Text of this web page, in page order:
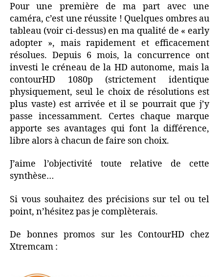
Pour une première de ma part avec une
caméra, c’est une réussite ! Quelques ombres au
tableau (voir ci-dessus) en ma qualité de « early
adopter », mais rapidement et efficacement
résolues. Depuis 6 mois, la concurrence ont
investi le créneau de la HD autonome, mais la
contourHD 1080p (strictement identique
physiquement, seul le choix de résolutions est
plus vaste) est arrivée et il se pourrait que j’y
passe incessamment. Certes chaque marque
apporte ses avantages qui font la différence,
libre alors à chacun de faire son choix.
J’aime l’objectivité toute relative de cette
synthèse…
Si vous souhaitez des précisions sur tel ou tel
point, n’hésitez pas je complèterais.
De bonnes promos sur les ContourHD chez
Xtremcam :